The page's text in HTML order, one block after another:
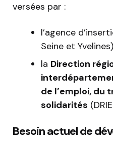
versées par :
l’agence
Seine et Yvelines)
la Direction
de l’emploi, du
solidarités
Besoin actuel de